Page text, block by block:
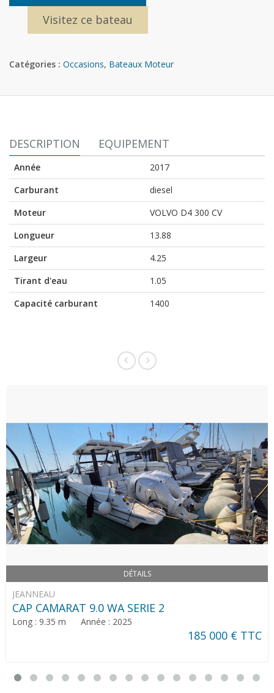
Visitez ce bateau
Catégories : Occasions, Bateaux Moteur
DESCRIPTION EQUIPEMENT
Année
2017
Carburant
diesel
Moteur
VOLVO D4 300 CV
Longueur
13.88
Largeur
4.25
Tirant d'eau
1.05
Capacité carburant
1400
DÉTAILS
JEANNEAU
CAP CAMARAT 9.0 WA SERIE 2
Long : 9.35 m Année : 2025
185 000 € TTC